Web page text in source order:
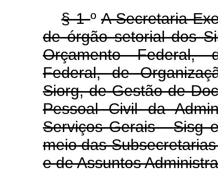
§ 1ºA Secretaria-
de órgão setorial dos
Orçamento Federal,
Federal, de
Siorg, de Gestão de
Pessoal Civil da
Serviços Gerais - Sisg
meio das
e de Assuntos